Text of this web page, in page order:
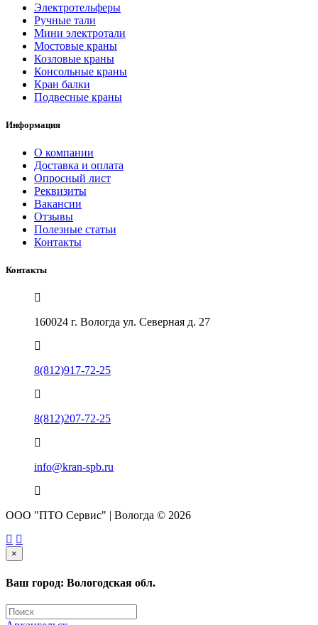
Электротельферы
Ручные тали
Мини электротали
Мостовые краны
Козловые краны
Консольные краны
Кран балки
Подвесные краны
Информация
О компании
Доставка и оплата
Опросный лист
Реквизиты
Вакансии
Отзывы
Полезные статьи
Контакты
Контакты
160024 г. Вологда ул. Северная д. 27
8(812)917-72-25
8(812)207-72-25
info@kran-spb.ru
ООО "ПТО Сервис" | Вологда © 2026
×
Ваш город: Вологодская обл.